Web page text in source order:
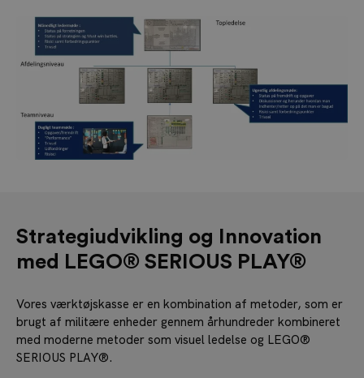
Strategiudvikling og Innovation
med LEGO® SERIOUS PLAY®
Vores værktøjskasse er en kombination af metoder, som er
brugt af militære enheder gennem århundreder kombineret
med moderne metoder som visuel ledelse og LEGO®
SERIOUS PLAY®.